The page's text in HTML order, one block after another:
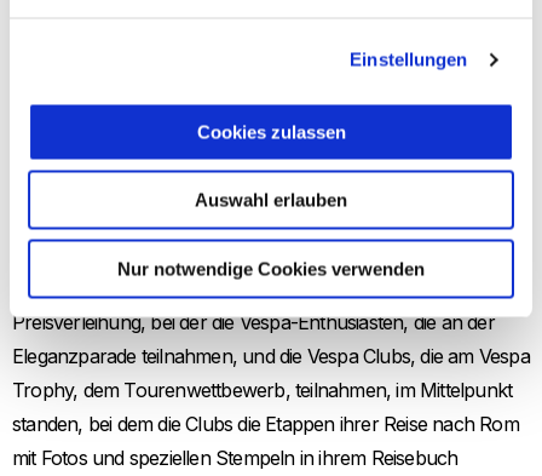
Einstellungen
Cookies zulassen
Auswahl erlauben
Nur notwendige Cookies verwenden
Besucherrekorde, mit 25.000 Vespas, die in einem
beeindruckenden Umzug durch die Straßen Roms fuhren.
Gaststars waren der sechsmalige Weltmeister Max Biaggi und
der MotoGP-Fahrer von Aprilia Racing, Lorenzo Savadori.
Die Veranstaltung endete mit der mit Spannung erwarteten
Preisverleihung, bei der die Vespa-Enthusiasten, die an der
Eleganzparade teilnahmen, und die Vespa Clubs, die am Vespa
Trophy, dem Tourenwettbewerb, teilnahmen, im Mittelpunkt
standen, bei dem die Clubs die Etappen ihrer Reise nach Rom
mit Fotos und speziellen Stempeln in ihrem Reisebuch